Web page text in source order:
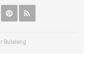
Buleleng